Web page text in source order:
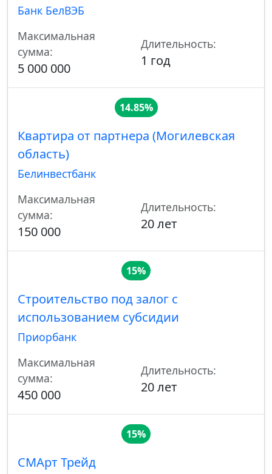
Банк БелВЭБ
Максимальная
сумма:
5 000 000
Длительность:
1 год
14.85%
Квартира от партнера (Могилевская
область)
Белинвестбанк
Максимальная
сумма:
150 000
Длительность:
20 лет
15%
Строительство под залог с
использованием субсидии
Приорбанк
Максимальная
сумма:
450 000
Длительность:
20 лет
15%
СМАрт Трейд